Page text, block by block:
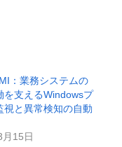
：業務システムの
を支えるWindowsプ
視と異常検知の自動
15日